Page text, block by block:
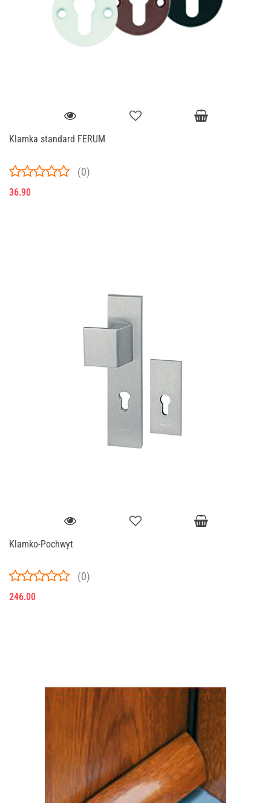
Klamka standard FERUM
(0)
36.90
Klamko-Pochwyt
(0)
246.00